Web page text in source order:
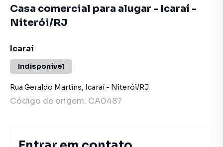
Casa comercial para alugar - Icaraí -
Niterói/RJ
Icaraí
Indisponível
Rua Geraldo Martins, Icaraí - Niterói/RJ
Código de origem: CA0487